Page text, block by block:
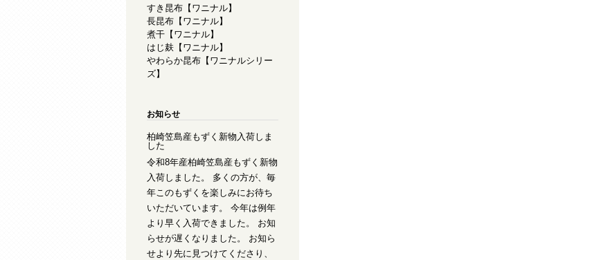
すき昆布【ワニナル】
長昆布【ワニナル】
煮干【ワニナル】
はじ麸【ワニナル】
やわらか昆布【ワニナルシリー
ズ】
お知らせ
柏崎笠島産もずく新物入荷しま
した
令和8年産柏崎笠島産もずく新物
入荷しました。 多くの方が、毎
年このもずくを楽しみにお待ち
いただいています。 今年は例年
より早く入荷できました。 お知
らせが遅くなりました。 お知ら
せより先に見つけてくださり、